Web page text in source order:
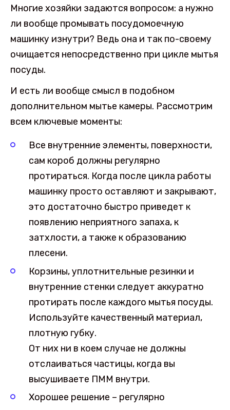
Многие хозяйки задаются вопросом: а нужно
ли вообще промывать посудомоечную
машинку изнутри? Ведь она и так по-своему
очищается непосредственно при цикле мытья
посуды.
И есть ли вообще смысл в подобном
дополнительном мытье камеры. Рассмотрим
всем ключевые моменты:
Все внутренние элементы, поверхности,
сам короб должны регулярно
протираться. Когда после цикла работы
машинку просто оставляют и закрывают,
это достаточно быстро приведет к
появлению неприятного запаха, к
затхлости, а также к образованию
плесени.
Корзины, уплотнительные резинки и
внутренние стенки следует аккуратно
протирать после каждого мытья посуды.
Используйте качественный материал,
плотную губку.
От них ни в коем случае не должны
отслаиваться частицы, когда вы
высушиваете ПММ внутри.
Хорошее решение – регулярно